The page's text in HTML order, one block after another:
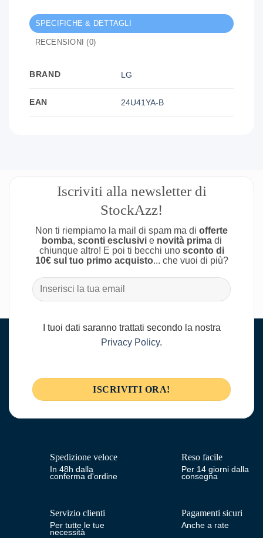
SPECIFICHE & DETTAGLI
RECENSIONI (0)
BRAND LG
EAN 24U41YA-B
Iscriviti alla newsletter di
StockAzz!
Non ti riempiamo la mail di spam ma di offerte
bomba, sconti esclusivie novità primadi
chiunque altro! E poi ti becchi uno sconto di
10€ sul tuo primo acquisto... che vuoi di più?
I tuoi dati saranno trattati secondo la nostra
Privacy Policy.
Spedizione veloce
In 48h dalla
conferma d'ordine
Reso facile
Per 14 giorni dalla
consegna
Servizio clienti
Per tutte le tue
necessità
Pagamenti sicuri
Anche a rate